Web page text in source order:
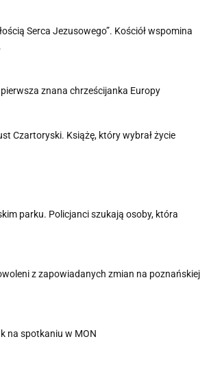
Serca Jezusowego”. Kościół wspomina
znana chrześcijanka Europy
Czartoryski. Książę, który wybrał życie
parku. Policjanci szukają osoby, która
z zapowiadanych zmian na poznańskiej
na spotkaniu w MON